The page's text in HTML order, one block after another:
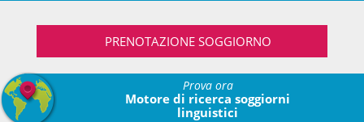
PRENOTAZIONE SOGGIORNO
Prova ora
Motore di ricerca soggiorni
linguistici